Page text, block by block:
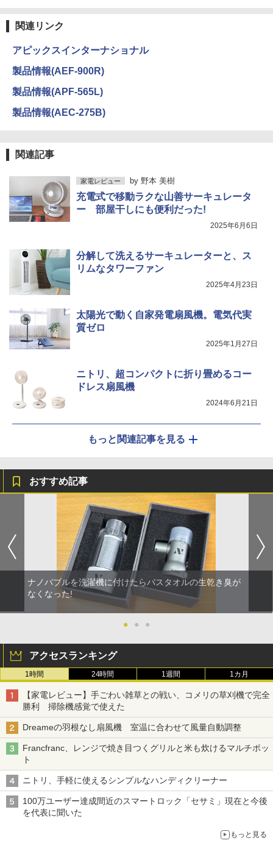
関連リンク
アピックスインターナショナル
製品情報(AEF-900R)
製品情報(APF-565L)
製品情報(AEC-275B)
関連記事
家電レビュー by 野本 美樹
充電式で移動ラクな山善サーキュレータ
ー 部屋干しにも便利だった!
2025年6月6日
分解して洗えるサーキュレーターと、ス
リムなタワーファン
2025年4月23日
太陽光で動く自家発電扇風機。電気代実
質ゼロ
2025年1月27日
ニトリ、超コンパクトに折り畳めるコー
ドレス扇風機
2024年6月21日
もっと関連記事を見る
おすすめ記事
ナノバブルを洗濯機に付けたらバスタオルの生乾き臭が
なくなった!
● ● ●
アクセスランキング
1時間 24時間 1週間 1カ月
【家電レビュー】手ごわい雑草との戦い、コメリの草刈機で完全
勝利 掃除機感覚で使えた
Dreameの羽根なし扇風機 室温に合わせて風量自動調整
Francfranc、レンジで焼き目つくグリルと米も炊けるマルチポッ
ト
ニトリ、手軽に使えるシンプルなハンディクリーナー
100万ユーザー達成間近のスマートロック「セサミ」現在と今後
を代表に聞いた
もっと見る